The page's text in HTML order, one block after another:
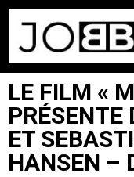
LE FILM «
PRÉSENTE
ET
HANSEN –